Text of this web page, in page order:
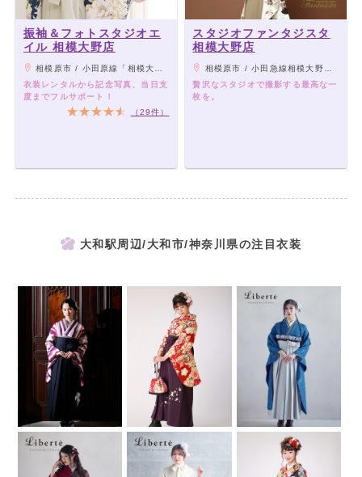
振袖＆フォトスタジオエ
イル 相模大野店
相模原市 / 小田原線「相模大野」駅北口を出てサンデッキ直結 徒歩3分
衣装レンタルから記念写真、当日支
度までフルサポート！
（29件）
スタジオファンタジスタ
相模大野店
相模原市 / 小田急線相模大野駅北口改札から徒歩7分
贅沢なスタジオで撮影する最高な一
枚を。
大和駅周辺/大和市/神奈川県の注目衣装